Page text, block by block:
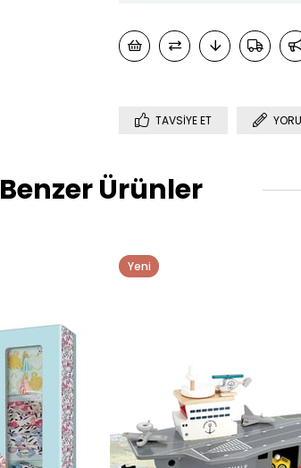
TAVSIYE ET
Benzer Ürünler
Yeni